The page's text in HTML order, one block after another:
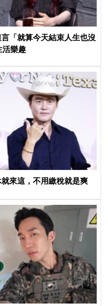
「就算今天結束人生也沒
活樂趣
來這，不用繳稅就是爽